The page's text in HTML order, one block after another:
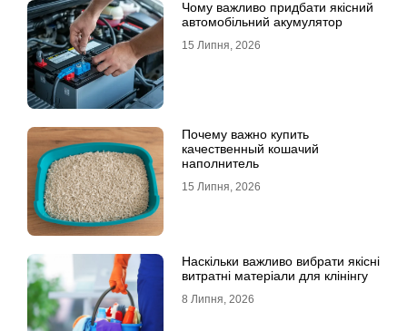
Чому важливо придбати якісний
автомобільний акумулятор
15 Липня, 2026
Почему важно купить
качественный кошачий
наполнитель
15 Липня, 2026
Наскільки важливо вибрати якісні
витратні матеріали для клінінгу
8 Липня, 2026